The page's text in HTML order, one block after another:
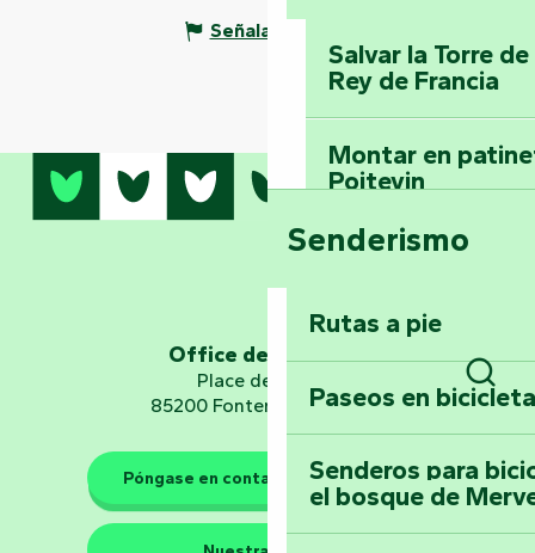
Salvar la Torre
Rey de Francia
Montar en
Poitevin
Domine los
Vouvant
Embárquese en
Planetario
Los guardianes de la
Senderismo
Rutas a pie
Paseos en
Senderos para
el bosque de
Señalar un error
Office de tourisme
Place de Verdun
85200 Fontenay-le-Comte
Póngase en contacto con nosotros